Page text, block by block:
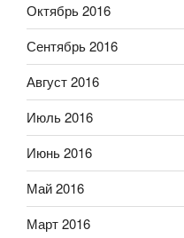
Октябрь 2016
Сентябрь 2016
Август 2016
Июль 2016
Июнь 2016
Май 2016
Март 2016